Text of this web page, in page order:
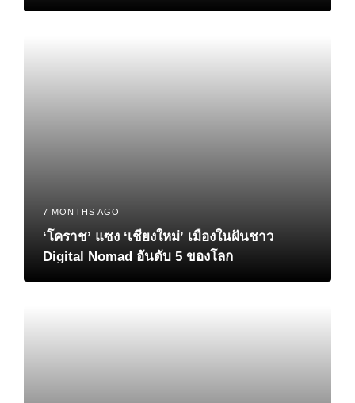
7 MONTHS AGO
‘โคราช’ แซง ‘เชียงใหม่’ เมืองในฝันชาว
Digital Nomad อันดับ 5 ของโลก